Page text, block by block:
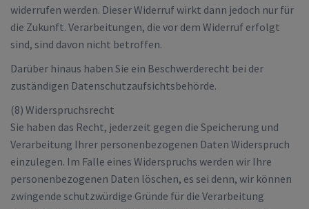
widerrufen werden. Dieser Widerruf wirkt dann jedoch nur für
die Zukunft. Verarbeitungen, die vor dem Widerruf erfolgt
sind, sind davon nicht betroffen.
Darüber hinaus haben Sie ein Beschwerderecht bei der
zuständigen Datenschutzaufsichtsbehörde.
(8) Widerspruchsrecht
Sie haben das Recht, jederzeit gegen die Speicherung und
Verarbeitung Ihrer personenbezogenen Daten Widerspruch
einzulegen. Im Falle eines Widerspruchs werden wir Ihre
personenbezogenen Daten löschen, es sei denn, wir können
zwingende schutzwürdige Gründe für die Verarbeitung